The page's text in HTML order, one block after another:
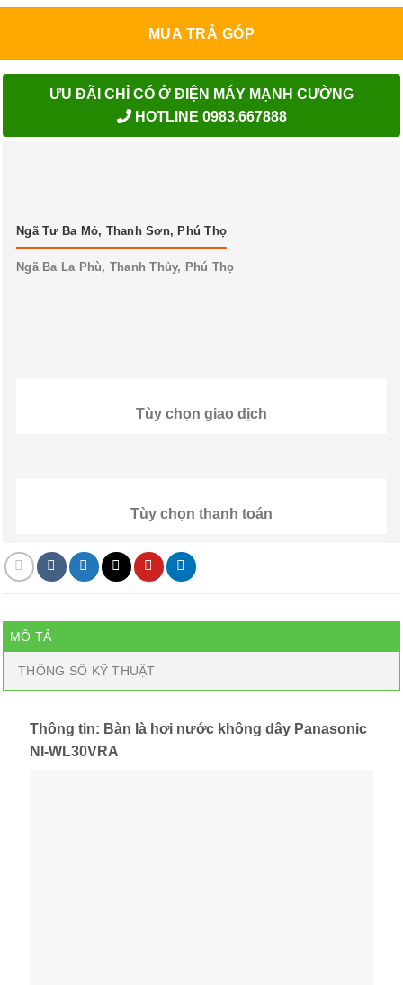
MUA TRẢ GÓP
ƯU ĐÃI CHỈ CÓ Ở ĐIỆN MÁY MẠNH CƯỜNG
HOTLINE 0983.667888
Ngã Tư Ba Mỏ, Thanh Sơn, Phú Thọ
Ngã Ba La Phù, Thanh Thủy, Phú Thọ
Tùy chọn giao dịch
Tùy chọn thanh toán
MÔ TẢ
THÔNG SỐ KỸ THUẬT
Thông tin: Bàn là hơi nước không dây Panasonic
NI-WL30VRA